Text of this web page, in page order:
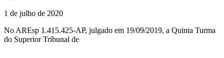
1 de julho de 2020
No AREsp 1.415.425-AP, julgado em 19/09/2019, a Quinta Turma
do Superior Tribunal de